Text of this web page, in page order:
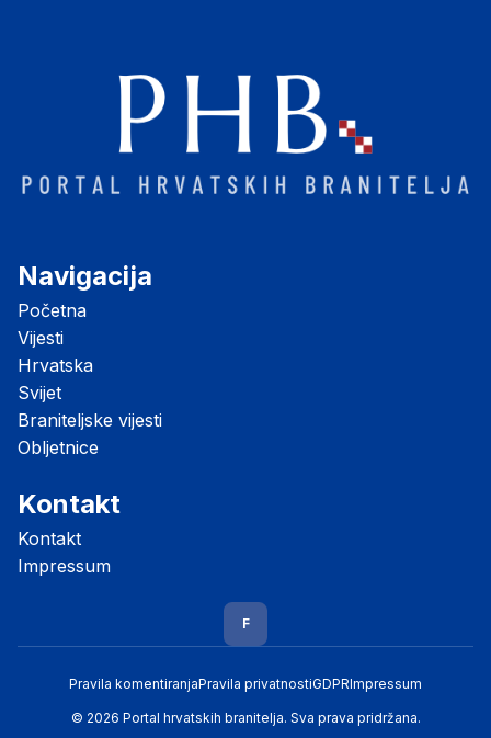
Navigacija
Početna
Vijesti
Hrvatska
Svijet
Braniteljske vijesti
Obljetnice
Kontakt
Kontakt
Impressum
F
Pravila komentiranjaPravila privatnostiGDPRImpressum
© 2026 Portal hrvatskih branitelja. Sva prava pridržana.